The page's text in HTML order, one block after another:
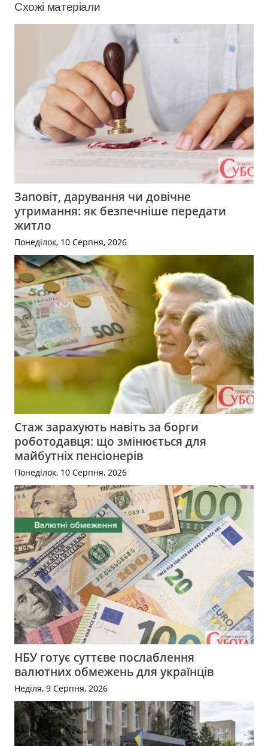
Схожі матеріали
Заповіт, дарування чи довічне
утримання: як безпечніше передати
житло
Понеділок, 10 Серпня, 2026
Стаж зарахують навіть за борги
роботодавця: що змінюється для
майбутніх пенсіонерів
Понеділок, 10 Серпня, 2026
НБУ готує суттєве послаблення
валютних обмежень для українців
Неділя, 9 Серпня, 2026